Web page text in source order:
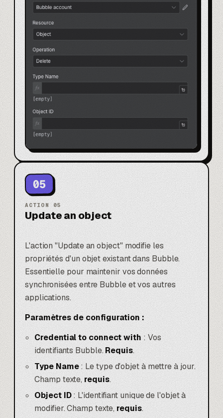
05
ACTION 05
Update an object
L'action "Update an object" modifie les
propriétés d'un objet existant dans Bubble.
Essentielle pour maintenir vos données
synchronisées entre Bubble et vos autres
applications.
Paramètres de configuration :
Credential to connect with: Vos
identifiants Bubble.Requis.
Type Name: Le type d'objet à mettre à jour.
Champ texte, requis.
Object ID: L'identifiant unique de l'objet à
modifier. Champ texte,requis.